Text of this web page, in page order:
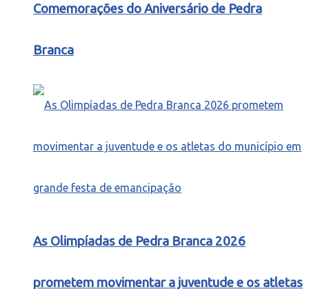
Comemorações do Aniversário de Pedra
Branca
As Olimpíadas de Pedra Branca 2026
prometem movimentar a juventude e os atletas